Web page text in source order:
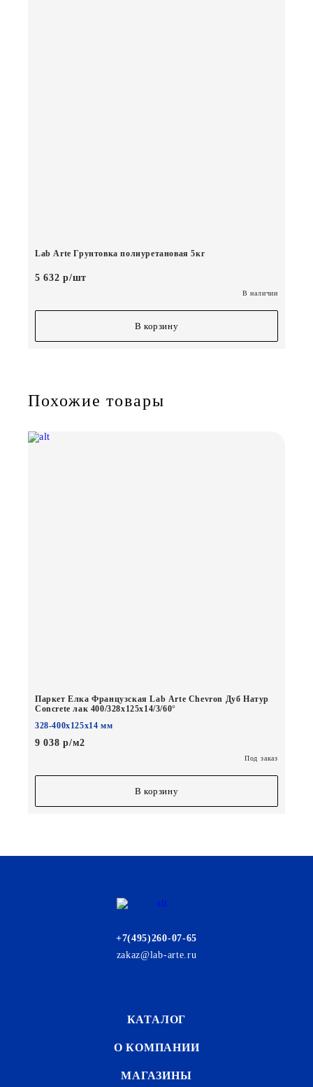
Lab Arte Грунтовка полиуретановая 5кг
5 632 р/шт
В наличии
В корзину
Похожие товары
Паркет Елка Французская Lab Arte Chevron Дуб Натур
Concrete лак 400/328х125х14/3/60°
328-400х125х14 мм
9 038 р/м2
Под заказ
В корзину
+7(495)260-07-65
zakaz@lab-arte.ru
КАТАЛОГ
О КОМПАНИИ
МАГАЗИНЫ